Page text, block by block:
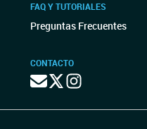
FAQ Y TUTORIALES
Preguntas Frecuentes
CONTACTO